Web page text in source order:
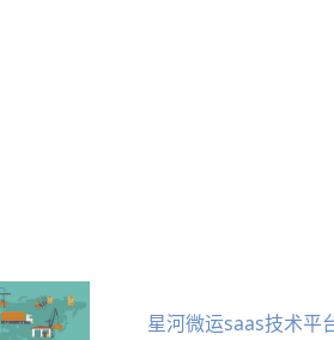
星河微运saas技术平